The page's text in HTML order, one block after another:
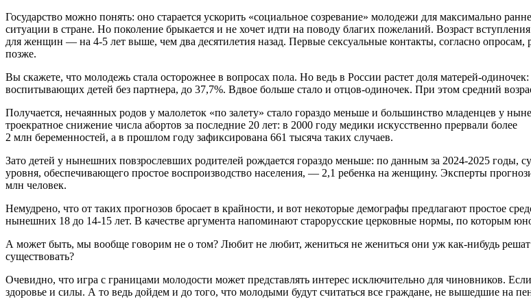
Государство можно понять: оно старается ускорить «социальное созревание» молодежи для максимально
ситуации в стране. Но поколение брыкается и не хочет идти на поводу благих пожеланий. Возраст
для женщин — на 4-5 лет выше, чем два десятилетия назад. Первые сексуальные контакты, согласно
позже.
Вы скажете, что молодежь стала осторожнее в вопросах пола. Но ведь в России растет доля матерей-
воспитывающих детей без партнера, до 37,7%. Вдвое больше стало и отцов-одиночек. При этом средний
Получается, нечаянных родов у малолеток «по залету» стало гораздо меньше и большинство младенцев у
троекратное снижение числа абортов за последние 20 лет: в 2000 году медики искусственно прервали более
2 млн беременностей, а в прошлом году зафиксирована 661 тысяча таких случаев.
Зато детей у нынешних повзрослевших родителей рождается гораздо меньше: по данным за 2024-2025 годы,
уровня, обеспечивающего простое воспроизводство населения, — 2,1 ребенка на женщину. Эксперты
млн человек.
Немудрено, что от таких прогнозов бросает в крайности, и вот некоторые демографы предлагают простое
нынешних 18 до 14-15 лет. В качестве аргумента напоминают старорусские церковные нормы, по которым
А может быть, мы вообще говорим не о том? Любит не любит, жениться не жениться они уж как-нибудь решат
существовать?
Очевидно, что игра с границами молодости может представлять интерес исключительно для чиновников.
здоровье и силы. А то ведь дойдем и до того, что молодыми будут считаться все граждане, не вышедшие на